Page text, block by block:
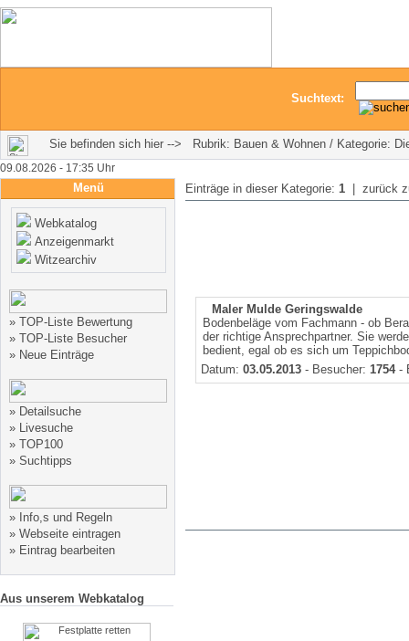
Suchtext:
Sie befinden sich hier --> Rubrik: Bauen & Wohnen / Kategorie:
09.08.2026 - 17:35 Uhr
Menü
Webkatalog
Anzeigenmarkt
Witzearchiv
» TOP-Liste Bewertung
» TOP-Liste Besucher
» Neue Einträge
» Detailsuche
» Livesuche
» TOP100
» Suchtipps
» Info,s und Regeln
» Webseite eintragen
» Eintrag bearbeiten
Aus unserem Webkatalog
Einträge in dieser Kategorie: 1 | zurück
Maler Mulde Geringswalde
Bodenbeläge vom Fachmann - ob
der richtige Ansprechpartner. Sie
bedient, egal ob es sich um
Datum: 03.05.2013 - Besucher: 1754-